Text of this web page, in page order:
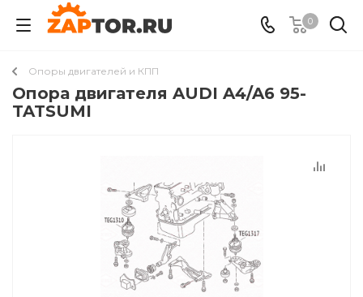
0
Опоры двигателей и КПП
Опора двигателя AUDI A4/A6 95-
TATSUMI